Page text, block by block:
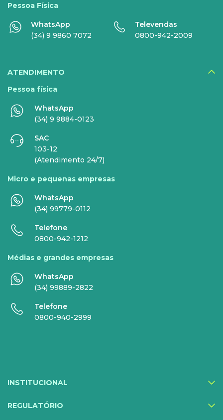
Sky+
HBO Max
Veja todos serviços
EMPRESAS
INTERNET
Internet Fibra
Comunicação de Dados
Super Wi-Fi
Internet Essence
SERVIÇOS
DIGITAIS
Compartilhe Energia
Exa Segurança
MediQuo Empresas
Pessoa Física
WhatsApp
(34) 9 9860 7072
Televendas
0800-942-2009
ATENDIMENTO
Pessoa física
WhatsApp
(34) 9 9884-0123
SAC
103-12
(Atendimento 24/7)
Micro e pequenas empresas
WhatsApp
(34) 99779-0112
Telefone
0800-942-1212
Médias e grandes empresas
WhatsApp
(34) 99889-2822
Telefone
0800-940-2999
INSTITUCIONAL
REGULATÓRIO